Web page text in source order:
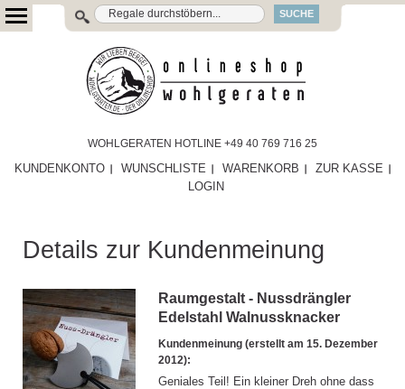
SUCHE
WOHLGERATEN HOTLINE +49 40 769 716 25
KUNDENKONTO WUNSCHLISTE WARENKORB
ZUR KASSE
LOGIN
Details zur Kundenmeinung
Raumgestalt - Nussdrängler
Edelstahl Walnussknacker
Kundenmeinung (erstellt am 15. Dezember
2012):
Geniales Teil! Ein kleiner Dreh ohne dass